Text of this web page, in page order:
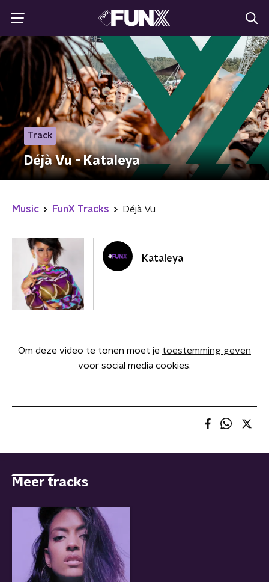
Track
Déjà Vu - Kataleya
Music FunX Tracks Déjà Vu
Kataleya
Om deze video te tonen moet je toestemming geven
voor social media cookies.
Meer tracks